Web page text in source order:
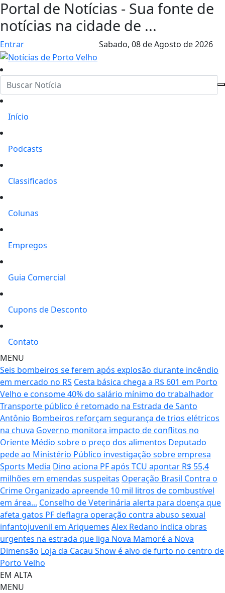
Portal de Notícias - Sua fonte de
notícias na cidade de ...
Entrar Sabado, 08 de Agosto de 2026
Início
Podcasts
Classificados
Colunas
Empregos
Guia Comercial
Cupons de Desconto
Contato
MENU
Seis bombeiros se ferem após explosão durante incêndio
em mercado no RS Cesta básica chega a R$ 601 em Porto
Velho e consome 40% do salário mínimo do trabalhador
Transporte público é retomado na Estrada de Santo
Antônio Bombeiros reforçam segurança de trios elétricos
na chuva Governo monitora impacto de conflitos no
Oriente Médio sobre o preço dos alimentos Deputado
pede ao Ministério Público investigação sobre empresa
Sports Media Dino aciona PF após TCU apontar R$ 55,4
milhões em emendas suspeitas Operação Brasil Contra o
Crime Organizado apreende 10 mil litros de combustível
em área... Conselho de Veterinária alerta para doença que
afeta gatos PF deflagra operação contra abuso sexual
infantojuvenil em Ariquemes Alex Redano indica obras
urgentes na estrada que liga Nova Mamoré a Nova
Dimensão Loja da Cacau Show é alvo de furto no centro de
Porto Velho
EM ALTA
MENU